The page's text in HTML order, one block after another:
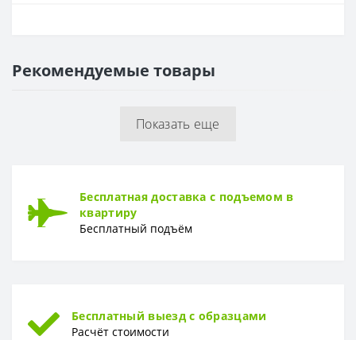
РАППОРТ
Тип Горячее тиснение
Рекомендуемые товары
Показать еще
Бесплатная доставка с подъемом в
квартиру
Бесплатный подъём
Бесплатный выезд с образцами
Расчёт стоимости